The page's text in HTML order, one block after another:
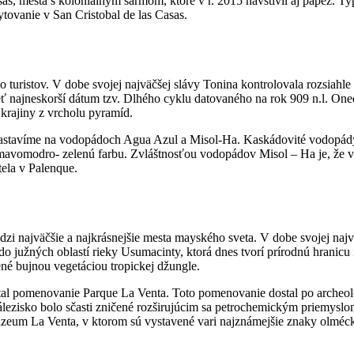
v San Cristobal de las Casas.
V dobe svojej najväčšej slávy Tonina kontrolovala
dátum tzv. Dlhého cyklu datovaného na rok 909 n.l.
z vrcholu pyramíd.
na vodopádoch Agua Azul a Misol-Ha. Kaskádovité
zelenú farbu. Zvláštnosťou vodopádov Misol – Ha je, že
v Palenque.
najväčšie a najkrásnejšie mesta mayského sveta. V dobe svojej
južných oblastí rieky Usumacinty, ktorá dnes tvorí prírodnú
bujnou vegetáciou tropickej džungle.
pomenovanie Parque La Venta. Toto pomenovanie dostal po
bolo sčasti zničené rozširujúcim sa petrochemickým
La Venta, v ktorom sú vystavené vari najznámejšie znaky